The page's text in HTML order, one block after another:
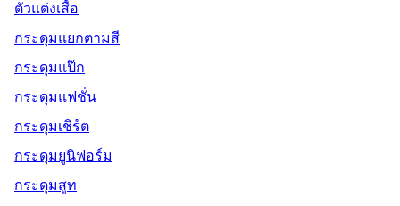
ตัวแต่งเสื้อ
กระดุมแยกตามสี
กระดุมแป๊ก
กระดุมแฟชั่น
กระดุมเชิร์ต
กระดุมยูนิฟอร์ม
กระดุมสูท